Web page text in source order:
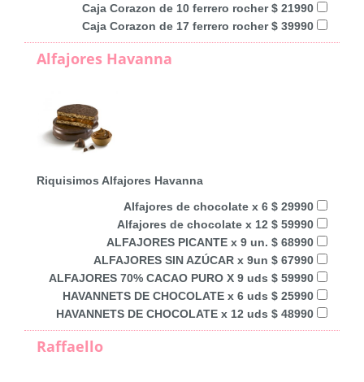
Caja Corazon de 10 ferrero rocher $ 21990
Caja Corazon de 17 ferrero rocher $ 39990
Alfajores Havanna
Riquisimos Alfajores Havanna
Alfajores de chocolate x 6 $ 29990
Alfajores de chocolate x 12 $ 59990
ALFAJORES PICANTE x 9 un. $ 68990
ALFAJORES SIN AZÚCAR x 9un $ 67990
ALFAJORES 70% CACAO PURO X 9 uds $ 59990
HAVANNETS DE CHOCOLATE x 6 uds $ 25990
HAVANNETS DE CHOCOLATE x 12 uds $ 48990
Raffaello